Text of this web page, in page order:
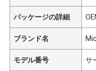
パッケージの詳細
ブランド名
モデル番号 サ